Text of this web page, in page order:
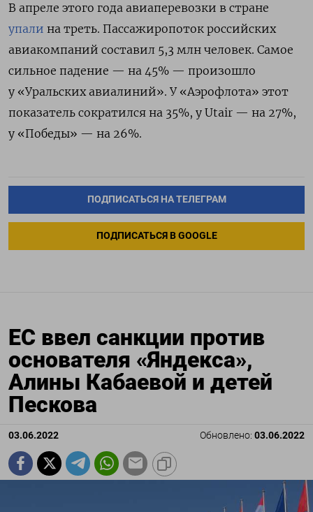
В апреле этого года авиаперевозки в стране
упали на треть. Пассажиропоток российских
авиакомпаний составил 5,3 млн человек. Самое
сильное падение — на 45% — произошло
у «Уральских авиалиний». У «Аэрофлота» этот
показатель сократился на 35%, у Utair — на 27%,
у «Победы» — на 26%.
ПОДПИСАТЬСЯ НА ТЕЛЕГРАМ
ПОДПИСАТЬСЯ В GOOGLE
ЕС ввел санкции против
основателя «Яндекса»,
Алины Кабаевой и детей
Пескова
03.06.2022 Обновлено: 03.06.2022